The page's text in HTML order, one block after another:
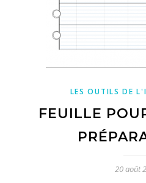
LES OUTILS DE
FEUILLE
20 août